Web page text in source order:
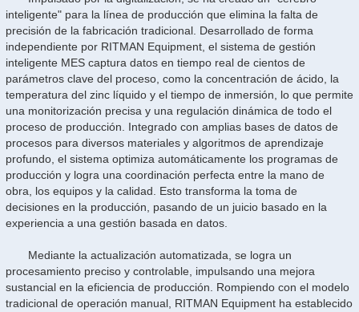
inteligente" para la línea de producción que elimina la falta de
precisión de la fabricación tradicional. Desarrollado de forma
independiente por RITMAN Equipment, el sistema de gestión
inteligente MES captura datos en tiempo real de cientos de
parámetros clave del proceso, como la concentración de ácido, la
temperatura del zinc líquido y el tiempo de inmersión, lo que permite
una monitorización precisa y una regulación dinámica de todo el
proceso de producción. Integrado con amplias bases de datos de
procesos para diversos materiales y algoritmos de aprendizaje
profundo, el sistema optimiza automáticamente los programas de
producción y logra una coordinación perfecta entre la mano de
obra, los equipos y la calidad. Esto transforma la toma de
decisiones en la producción, pasando de un juicio basado en la
experiencia a una gestión basada en datos.
Mediante la actualización automatizada, se logra un
procesamiento preciso y controlable, impulsando una mejora
sustancial en la eficiencia de producción. Rompiendo con el modelo
tradicional de operación manual, RITMAN Equipment ha establecido